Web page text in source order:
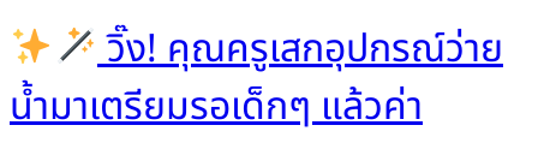
วิ๊ง! คุณครูเสกอุปกรณ์ว่าย
น้ำมาเตรียมรอเด็กๆ แล้วค่า